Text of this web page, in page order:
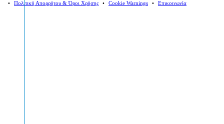
⠀•⠀ Πολιτική Απορρήτου & Όροι Χρήσης ⠀•⠀ Cookie Warnings ⠀•⠀ Επικοινωνία